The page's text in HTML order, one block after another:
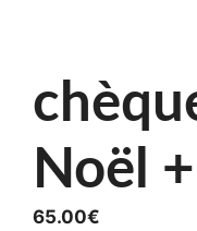
Noël
65.00€